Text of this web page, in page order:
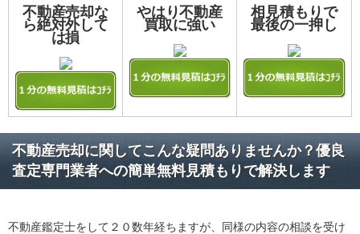
不動産売却な
ら絶対外して
は損
やはり不動産
買取に強い
相見積もりで
最後の一押し
不動産売却に関してこんな疑問ありませんか？優良
査定専門業者への簡単無料見積もりで解決します
不動産鑑定士をして２０数年経ちますが、同様の内容の相談を受け